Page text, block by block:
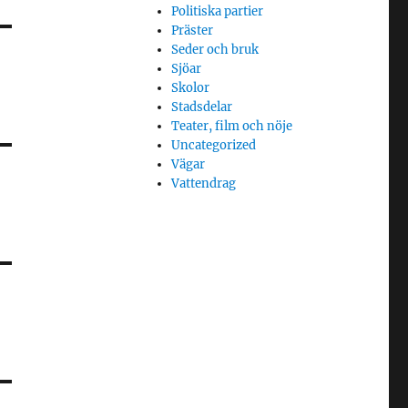
Politiska partier
Präster
Seder och bruk
Sjöar
Skolor
Stadsdelar
Teater, film och nöje
Uncategorized
Vägar
Vattendrag